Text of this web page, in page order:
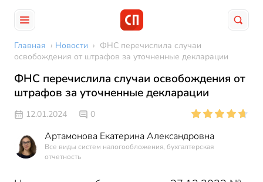
Главная › Новости › ФНС перечислила случаи
освобождения от штрафов за уточненные декларации
ФНС перечислила случаи освобождения от
штрафов за уточненные декларации
12.01.2024 0
Артамонова Екатерина Александровна
Все виды систем налогообложения, бухгалтерская
отчетность